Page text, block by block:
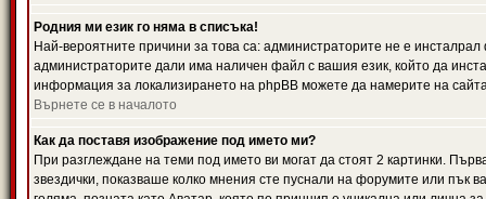
Родния ми език го няма в списъка!
Най-вероятните причини за това са: администраторите не е
администраторите дали има наличен файл с вашия език, който да
информация за локализирането на phpBB можете да намерите на
Върнете се в началото
Как да поставя изображение под името ми?
При разглеждане на теми под името ви могат да стоят 2 картинки.
звездички, показваше колко мнения сте пуснали на форумите или пък